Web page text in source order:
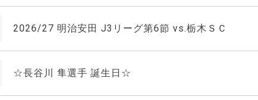
2026/27 明治安田 J3リーグ第6節 vs.栃木ＳＣ
☆長谷川 隼選手 誕生日☆